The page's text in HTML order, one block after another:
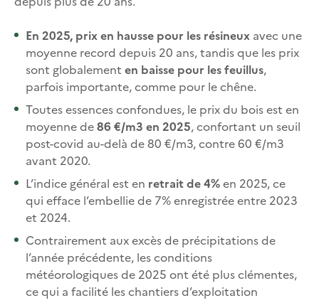
En 2025, prix en hausse pour les résineux avec une
moyenne record depuis 20 ans, tandis que les prix
sont globalement en baisse pour les feuillus,
parfois importante, comme pour le chêne.
Toutes essences confondues, le prix du bois est en
moyenne de86 €/m3 en 2025, confortant un seuil
post-covid au-delà de 80 €/m3, contre 60 €/m3
avant 2020.
L’indice général est en retrait de 4%en 2025, ce
qui efface l’embellie de 7% enregistrée entre 2023
et 2024.
Contrairement aux excès de précipitations de
l’année précédente, les conditions
météorologiques de 2025 ont été plus clémentes,
ce qui a facilité les chantiers d’exploitation